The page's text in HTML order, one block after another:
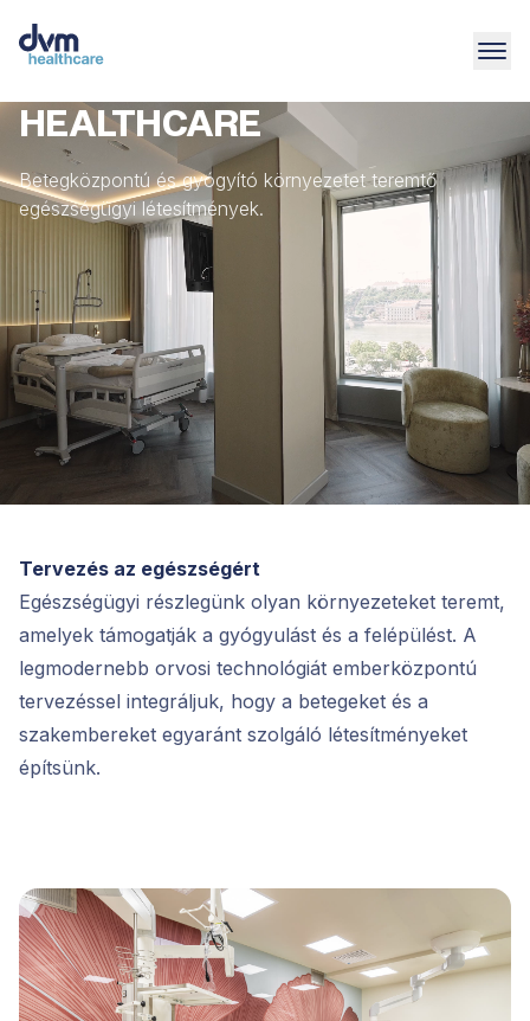
HEALTHCARE
Betegközpontú és gyógyító környezetet teremtő
egészségügyi létesítmények.
Tervezés az egészségért
Egészségügyi részlegünk olyan környezeteket teremt,
amelyek támogatják a gyógyulást és a felépülést. A
legmodernebb orvosi technológiát emberközpontú
tervezéssel integráljuk, hogy a betegeket és a
szakembereket egyaránt szolgáló létesítményeket
építsünk.